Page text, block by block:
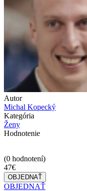
Autor
Michal Kopecký
Kategória
Ženy
Hodnotenie
(0 hodnotení)
47€
OBJEDNAŤ
OBJEDNAŤ